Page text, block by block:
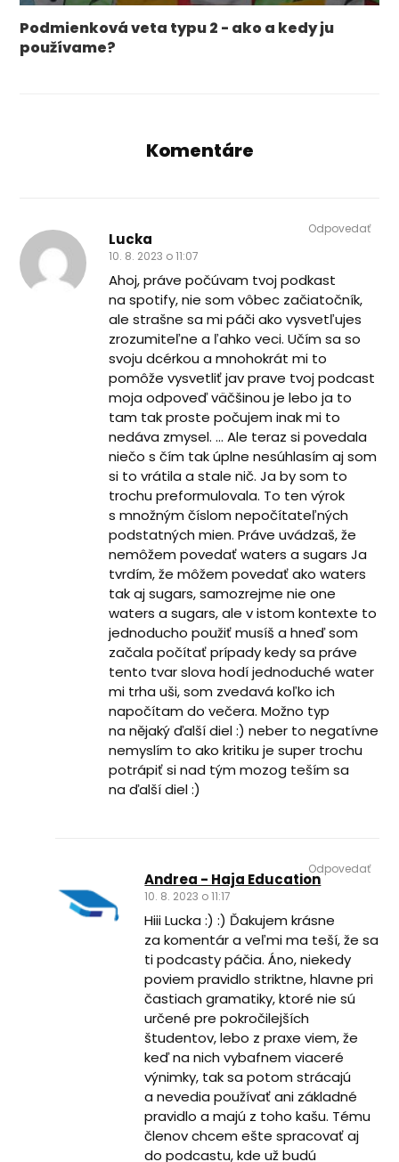
Podmienková veta typu 2 - ako a kedy ju
používame?
Komentáre
Lucka
10. 8. 2023 o 11:07
Ahoj, práve počúvam tvoj podkast
na spotify, nie som vôbec začiatočník,
ale strašne sa mi páči ako vysvetľujes
zrozumiteľne a ľahko veci. Učím sa so
svoju dcérkou a mnohokrát mi to
pomôže vysvetliť jav prave tvoj podcast
moja odpoveď väčšinou je lebo ja to
tam tak proste počujem inak mi to
nedáva zmysel. … Ale teraz si povedala
niečo s čím tak úplne nesúhlasím aj som
si to vrátila a stale nič. Ja by som to
trochu preformulovala. To ten výrok
s množným číslom nepočítateľných
podstatných mien. Práve uvádzaš, že
nemôžem povedať waters a sugars Ja
tvrdím, že môžem povedať ako waters
tak aj sugars, samozrejme nie one
waters a sugars, ale v istom kontexte to
jednoducho použiť musíš a hneď som
začala počítať prípady kedy sa práve
tento tvar slova hodí jednoduché water
mi trha uši, som zvedavá koľko ich
napočítam do večera. Možno typ
na nějaký ďalší diel :) neber to negatívne
nemyslím to ako kritiku je super trochu
potrápiť si nad tým mozog teším sa
na ďalší diel :)
Odpovedať
Andrea - Haja Education
10. 8. 2023 o 11:17
Hiii Lucka :) :) Ďakujem krásne
za komentár a veľmi ma teší, že sa
ti podcasty páčia. Áno, niekedy
poviem pravidlo striktne, hlavne pri
častiach gramatiky, ktoré nie sú
určené pre pokročilejších
študentov, lebo z praxe viem, že
keď na nich vybafnem viaceré
výnimky, tak sa potom strácajú
a nevedia používať ani základné
pravidlo a majú z toho kašu. Tému
členov chcem ešte spracovať aj
do podcastu, kde už budú
Odpovedať